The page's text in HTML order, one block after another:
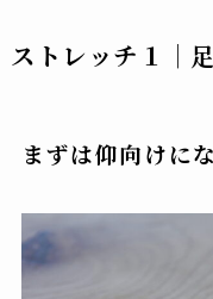
ストレッチ１｜
まずは仰向けに